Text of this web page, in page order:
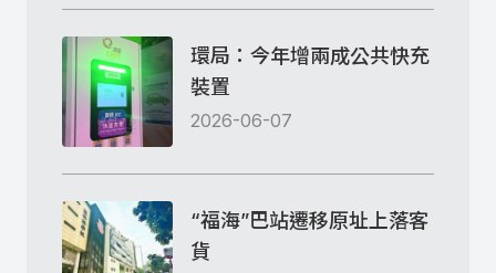
環局：今年增兩成公共快充
裝置
2026-06-07
“福海”巴站遷移原址上落客
貨